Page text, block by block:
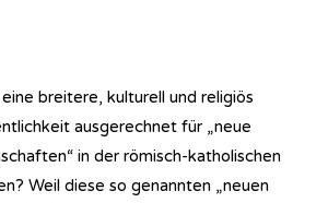
breitere, kulturell und religiös
ausgerechnet für „neue
in der römisch-katholischen
Weil diese so genannten „neuen